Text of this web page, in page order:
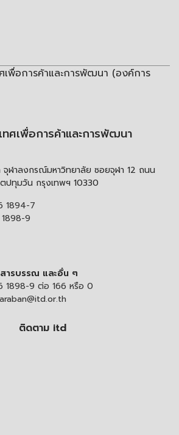
ศเพื่อการค้าและการพัฒนา (องค์การ
ทศเพื่อการค้าและการพัฒนา
ฬาลงกรณ์มหาวิทยาลัย ซอยจุฬา 12 ถนน
ปทุมวัน กรุงเทพฯ 10330
1894-7
9
ารบรรณ และอื่น ๆ
1898-9 ต่อ 166 หรือ 0
ติดตาม itd